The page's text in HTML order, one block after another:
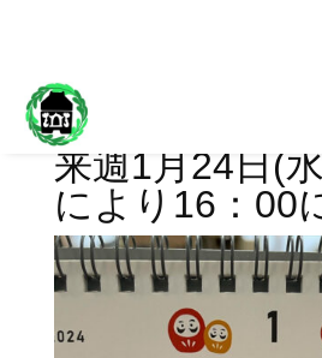
来週1月24日(
により16：00